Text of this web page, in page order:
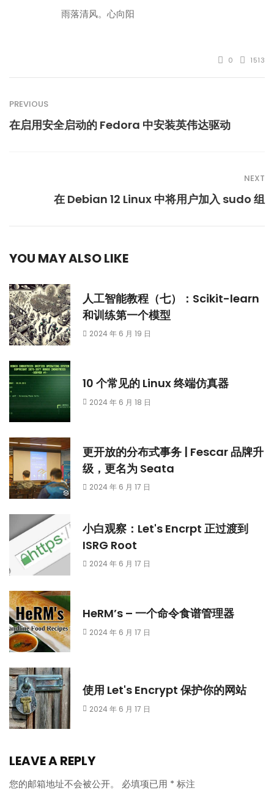
雨落清风。心向阳
0 1513
PREVIOUS
在启用安全启动的 Fedora 中安装英伟达驱动
NEXT
在 Debian 12 Linux 中将用户加入 sudo 组
YOU MAY ALSO LIKE
人工智能教程（七）：Scikit-learn
和训练第一个模型
2024 年 6 月 19 日
10 个常见的 Linux 终端仿真器
2024 年 6 月 18 日
更开放的分布式事务 | Fescar 品牌升
级，更名为 Seata
2024 年 6 月 17 日
小白观察：Let's Encrpt 正过渡到
ISRG Root
2024 年 6 月 17 日
HeRM’s – 一个命令食谱管理器
2024 年 6 月 17 日
使用 Let's Encrypt 保护你的网站
2024 年 6 月 17 日
LEAVE A REPLY
您的邮箱地址不会被公开。 必填项已用 * 标注